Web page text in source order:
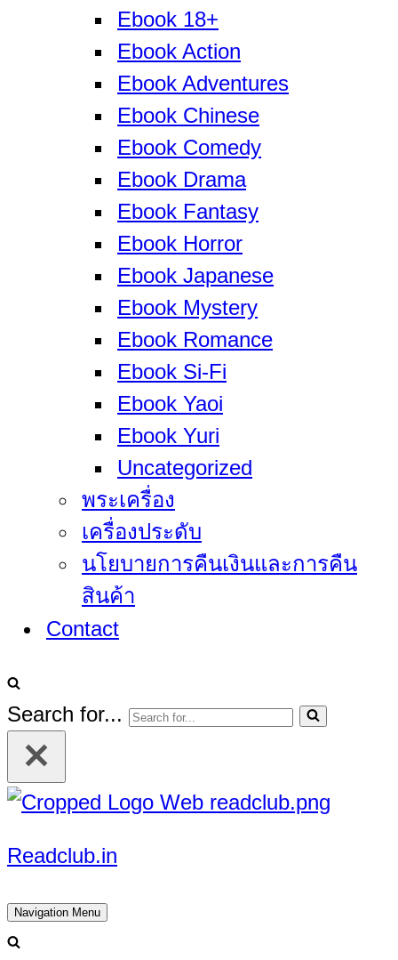
Ebook 18+
Ebook Action
Ebook Adventures
Ebook Chinese
Ebook Comedy
Ebook Drama
Ebook Fantasy
Ebook Horror
Ebook Japanese
Ebook Mystery
Ebook Romance
Ebook Si-Fi
Ebook Yaoi
Ebook Yuri
Uncategorized
พระเครื่อง
เครื่องประดับ
นโยบายการคืนเงินและการคืน
สินค้า
Contact
Search for...
Readclub.in
Navigation Menu